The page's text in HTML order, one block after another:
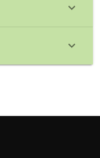
keyboard_arrow_down
keyboard_arrow_down